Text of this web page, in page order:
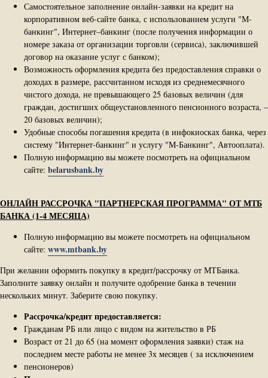
Самостоятельное заполнение онлайн-заявки на кредит на
корпоративном веб-сайте банка, с использованием услуги "М-
банкинг", Интернет–банкинг (после получения информации о
номере заказа от организации торговли (сервиса), заключившей
договор на оказание услуг с банком);
Возможность оформления кредита без предоставления справки о
доходах в размере, рассчитанном исходя из среднемесячного
чистого дохода, не превышающего 25 базовых величин (для
граждан, достигших общеустановленного пенсионного возраста, –
20 базовых величин);
Удобные способы погашения кредита (в инфокиосках банка, через
систему "Интернет-банкинг" и услугу "М-Банкинг", Автооплата).
Полную информацию вы можете посмотреть на официальном
сайте: belarusbank.by
ОНЛАЙН РАССРОЧКА "ПАРТНЕРСКАЯ ПРОГРАММА" ОТ МТБ
БАНКА (1-4 МЕСЯЦА)
Полную информацию вы можете посмотреть на официальном
сайте: www.mtbank.by
При желании оформить покупку в кредит/рассрочку от МТБанка.
Заполните заявку онлайн и получите одобрение банка в течении
нескольких минут. Заберите свою покупку.
Рассрочка/кредит предоставляется:
Гражданам РБ или лицо с видом на жительство в РБ
Возраст от 21 до 65 (на момент оформления заявки) стаж на
последнем месте работы не менее 3х месяцев ( за исключением
пенсионеров)